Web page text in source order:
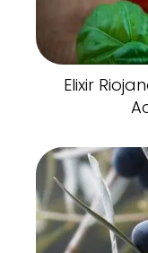
Elixir